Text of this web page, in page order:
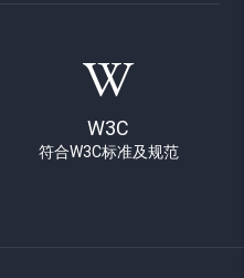
W3C
符合W3C标准及规范